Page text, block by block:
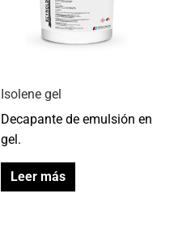
Isolene gel
Decapante de emulsión en
gel.
Leer más